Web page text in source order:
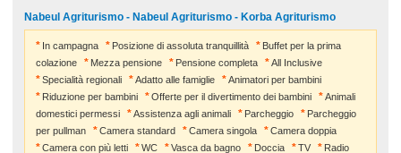
Nabeul Agriturismo - Nabeul Agriturismo - Korba Agriturismo
In campagna Posizione di assoluta tranquillità
Buffet per la prima
colazione
Mezza pensione Pensione completa
All Inclusive
Specialità regionali
Adatto alle famiglie
Animatori per bambini
Riduzione per bambini
Offerte per il divertimento dei bambini
Animali
domestici permessi
Assistenza agli animali Parcheggio
Parcheggio
per pullman
Camera standard Camera singola
Camera doppia
Camera con più letti
WC Vasca da bagno Doccia TV
Radio